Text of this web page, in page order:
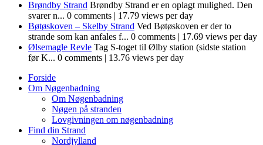
Brøndby Strand Brøndby Strand er en oplagt mulighed. Den
svarer n... 0 comments | 17.79 views per day
Bøtøskoven – Skelby Strand Ved Bøtøskoven er der to
strande som kan anfales f... 0 comments | 17.69 views per day
Ølsemagle Revle Tag S-toget til Ølby station (sidste station
før K... 0 comments | 13.76 views per day
Forside
Om Nøgenbadning
Om Nøgenbadning
Nøgen på stranden
Lovgivningen om nøgenbadning
Find din Strand
Nordjylland